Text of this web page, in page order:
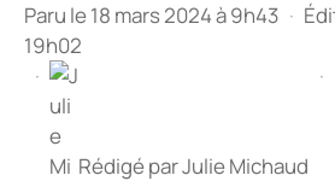
Paru le 18 mars 2024 à 9h43 ·
19h02
·
Rédigé parJulie Michaud
·